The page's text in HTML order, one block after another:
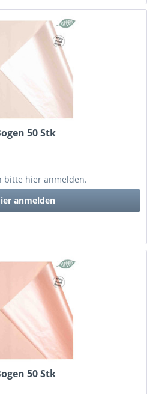
50 Stk
bitte hier anmelden.
anmelden
50 Stk